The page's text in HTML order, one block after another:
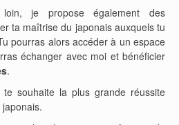
je propose également des
ta maîtrise du japonais auxquels tu
pourras alors accéder à un espace
échanger avec moi et bénéficier
.
souhaite la plus grande réussite